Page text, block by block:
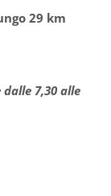
29 km
7,30 alle